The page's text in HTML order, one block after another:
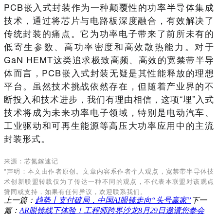
PCB嵌入式封装作为一种颠覆性的功率半导体集成
技术，通过将芯片与电路板深度融合，有效解决了
传统封装的痛点。它为功率电子带来了前所未有的
低寄生参数、高功率密度和高效散热能力。对于
GaN HEMT这类追求极致高频、高效的宽禁带半导
体而言，PCB嵌入式封装无疑是其性能释放的理想
平台。虽然技术挑战依然存在，但随着产业界的不
断投入和技术进步，我们有理由相信，这项“埋”入式
技术将成为未来功率电子领域，特别是电动汽车、
工业驱动和可再生能源等高压大功率应用中的主流
封装形式。
来源：芯氮鎵速记
*声明：本文由作者原创。文章内容系作者个人观点，宽禁带半导体技
术创新联盟转载仅为了传达一种不同的观点，不代表本联盟对该观点
赞同或支持，如果有任何异议，欢迎联系我们。
上一篇： 趋势丨支付破局，中国AI眼镜走向“头号赢家” 下一
篇： AR眼镜线下体验！工程师跨界沙龙8月29日邀请您参会